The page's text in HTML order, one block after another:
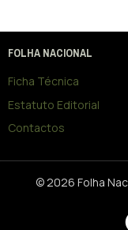
FOLHA NACIONAL
Ficha Técnica
Estatuto Editorial
Contactos
© 2026 Folha